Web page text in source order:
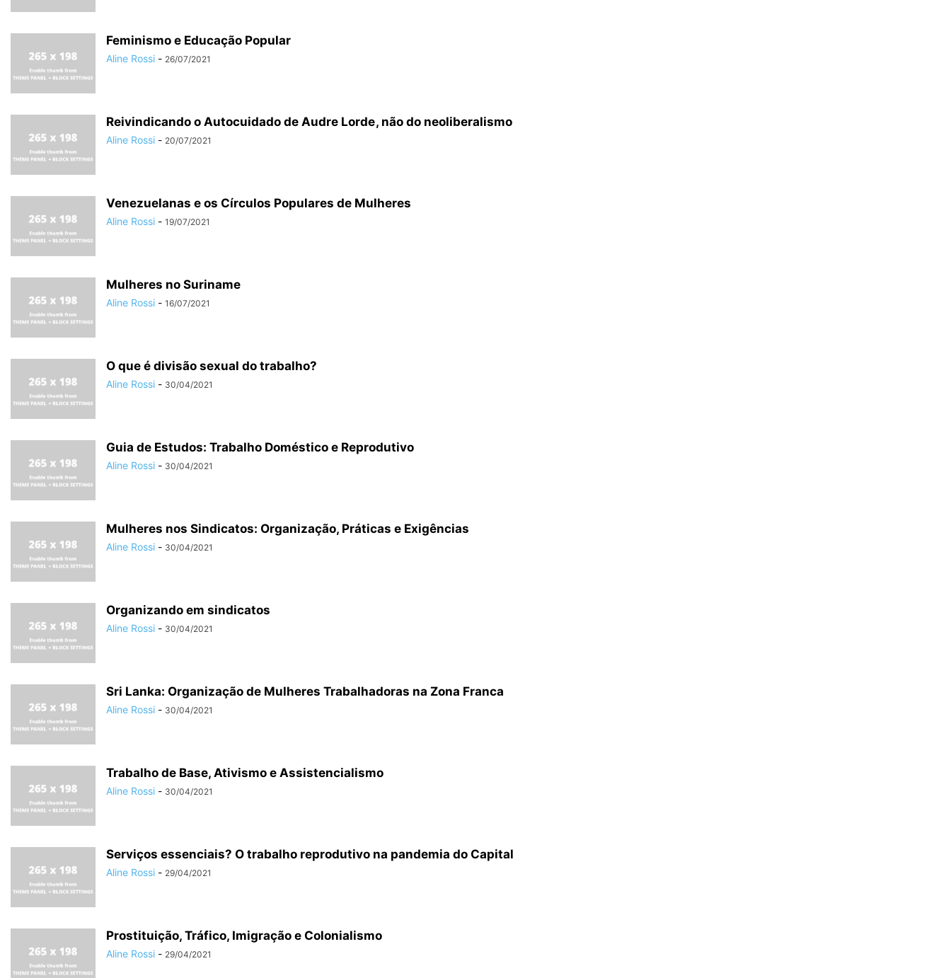
Feminismo e Educação Popular
Aline Rossi - 26/07/2021
Reivindicando o Autocuidado de Audre Lorde , não do neoliberalismo
Aline Rossi - 20/07/2021
Venezuelanas e os Círculos Populares de Mulheres
Aline Rossi - 19/07/2021
Mulheres no Suriname
Aline Rossi - 16/07/2021
O que é divisão sexual do trabalho?
Aline Rossi - 30/04/2021
Guia de Estudos: Trabalho Doméstico e Reprodutivo
Aline Rossi - 30/04/2021
Mulheres nos Sindicatos: Organização, Práticas e Exigências
Aline Rossi - 30/04/2021
Organizando em sindicatos
Aline Rossi - 30/04/2021
Sri Lanka: Organização de Mulheres Trabalhadoras na Zona Franca
Aline Rossi - 30/04/2021
Trabalho de Base, Ativismo e Assistencialismo
Aline Rossi - 30/04/2021
Serviços essenciais? O trabalho reprodutivo na pandemia do Capital
Aline Rossi - 29/04/2021
Prostituição, Tráfico, Imigração e Colonialismo
Aline Rossi - 29/04/2021